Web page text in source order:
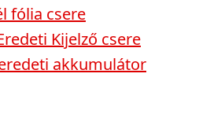
fólia csere
Kijelző csere
akkumulátor